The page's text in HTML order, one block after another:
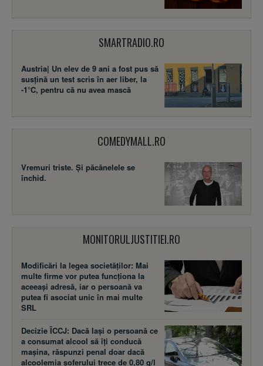
SMARTRADIO.RO
Austria| Un elev de 9 ani a fost pus să
susţină un test scris în aer liber, la
-1°C, pentru că nu avea mască
COMEDYMALL.RO
Vremuri triste. Şi păcănelele se
închid.
MONITORULJUSTITIEI.RO
Modificări la legea societăţilor: Mai
multe firme vor putea funcţiona la
aceeaşi adresă, iar o persoană va
putea fi asociat unic în mai multe
SRL
Decizie ÎCCJ: Dacă laşi o persoană ce
a consumat alcool să îţi conducă
maşina, răspunzi penal doar dacă
alcoolemia şoferului trece de 0,80 g/l